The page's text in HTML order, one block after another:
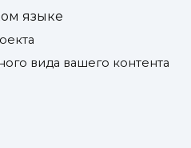
языке
вида вашего контента